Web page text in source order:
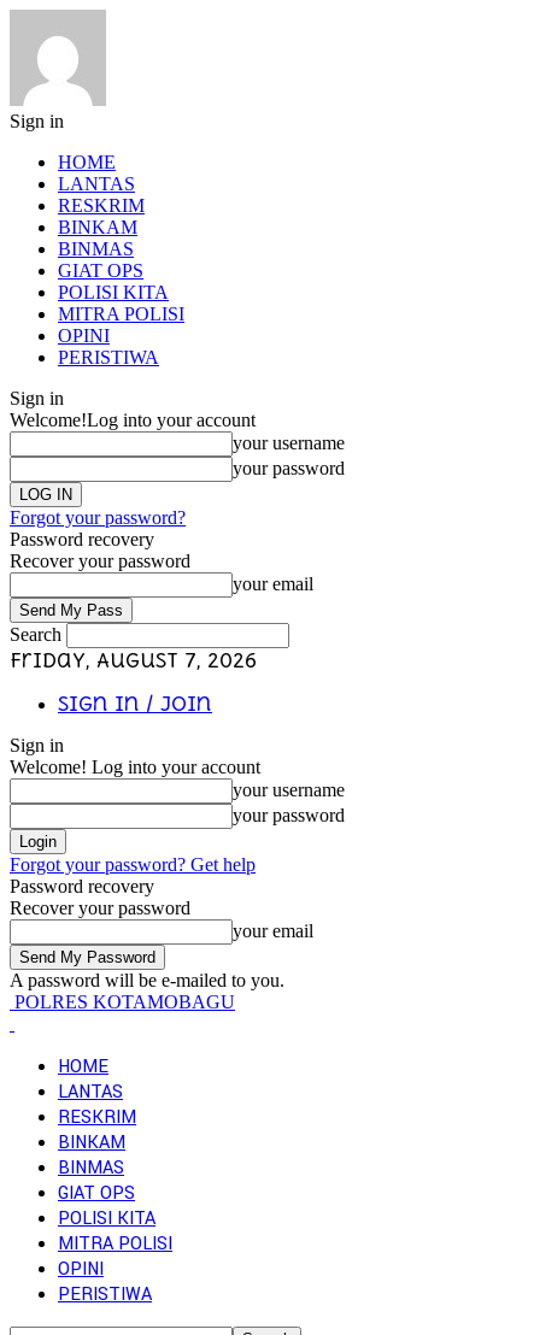
Sign in
HOME
LANTAS
RESKRIM
BINKAM
BINMAS
GIAT OPS
POLISI KITA
MITRA POLISI
OPINI
PERISTIWA
Sign in
Welcome!Log into your account
your username
your password
Forgot your password?
Password recovery
Recover your password
your email
Search
Friday, August 7, 2026
Sign in / Join
Sign in
Welcome! Log into your account
your username
your password
Forgot your password? Get help
Password recovery
Recover your password
your email
A password will be e-mailed to you.
POLRES KOTAMOBAGU
HOME
LANTAS
RESKRIM
BINKAM
BINMAS
GIAT OPS
POLISI KITA
MITRA POLISI
OPINI
PERISTIWA